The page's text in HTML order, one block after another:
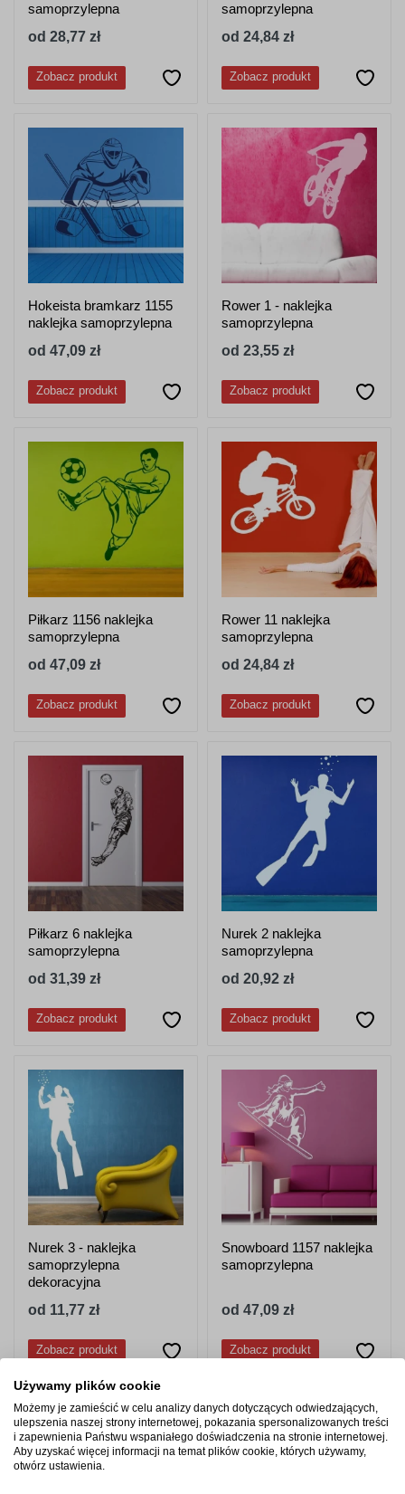
samoprzylepna
od 28,77 zł
Zobacz produkt
samoprzylepna
od 24,84 zł
Zobacz produkt
Hokeista bramkarz 1155
naklejka samoprzylepna
od 47,09 zł
Zobacz produkt
Rower 1 - naklejka
samoprzylepna
od 23,55 zł
Zobacz produkt
Piłkarz 1156 naklejka
samoprzylepna
od 47,09 zł
Zobacz produkt
Rower 11 naklejka
samoprzylepna
od 24,84 zł
Zobacz produkt
Piłkarz 6 naklejka
samoprzylepna
od 31,39 zł
Zobacz produkt
Nurek 2 naklejka
samoprzylepna
od 20,92 zł
Zobacz produkt
Nurek 3 - naklejka
samoprzylepna
dekoracyjna
od 11,77 zł
Zobacz produkt
Snowboard 1157 naklejka
samoprzylepna
od 47,09 zł
Zobacz produkt
Używamy plików cookie
Możemy je zamieścić w celu analizy danych dotyczących odwiedzających,
ulepszenia naszej strony internetowej, pokazania spersonalizowanych treści
i zapewnienia Państwu wspaniałego doświadczenia na stronie internetowej.
Aby uzyskać więcej informacji na temat plików cookie, których używamy,
otwórz ustawienia.